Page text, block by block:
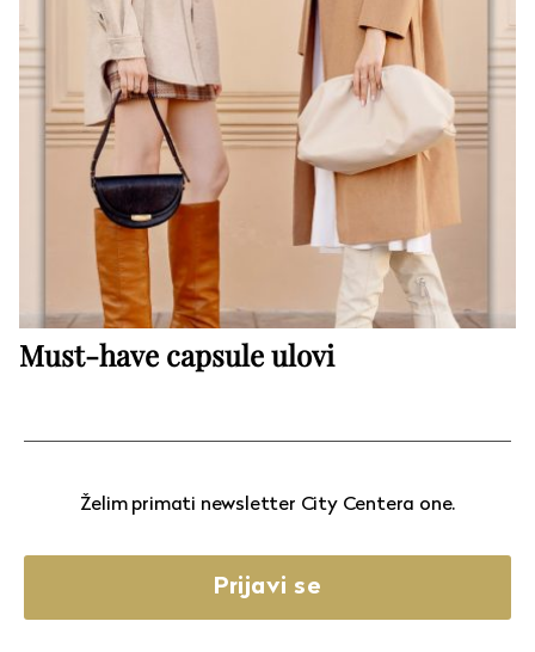
Must-have capsule ulovi
Želim primati newsletter City Centera one.
Prijavi se